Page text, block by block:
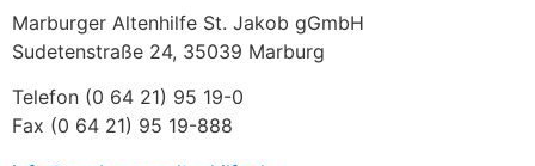
Marburger Altenhilfe St. Jakob gGmbH
Sudetenstraße 24, 35039 Marburg
Telefon (0 64 21) 95 19-0
Fax (0 64 21) 95 19-888